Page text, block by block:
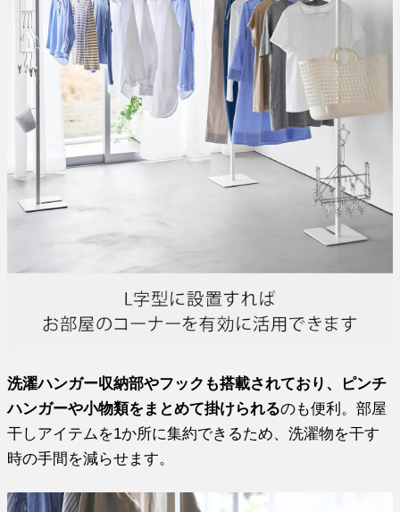
洗濯ハンガー収納部やフックも搭載されており、ピンチ
ハンガーや小物類をまとめて掛けられるのも便利。部屋
干しアイテムを1か所に集約できるため、洗濯物を干す
時の手間を減らせます。